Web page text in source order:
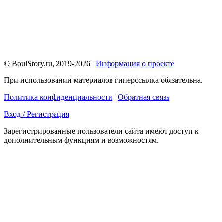
© BoulStory.ru, 2019-2026 | Информация о проекте
При использовании материалов гиперссылка обязательна.
Политика конфиденциальности | Обратная связь
Вход / Регистрация
Зарегистрированные пользователи сайта имеют доступ к
дополнительным функциям и возможностям.